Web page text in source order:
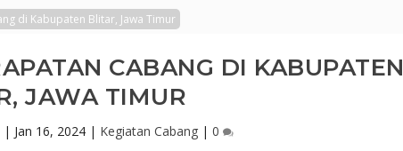
di Kabupaten Blitar, Jawa Timur
CABANG DI KABUPATEN
JAWA TIMUR
| Jan 16, 2024 | Kegiatan Cabang |0